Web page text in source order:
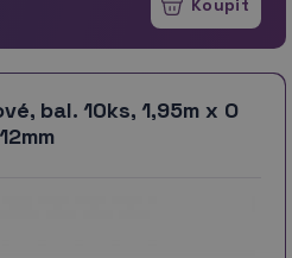
bal. 10ks, 1,95m x O
12mm